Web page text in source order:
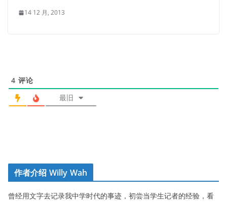
14 12 月, 2013
4 评论
最旧
作者介绍 Willy Wah
曾经用文字去记录我中学时代的事迹，初尝当学生记者的经验，看